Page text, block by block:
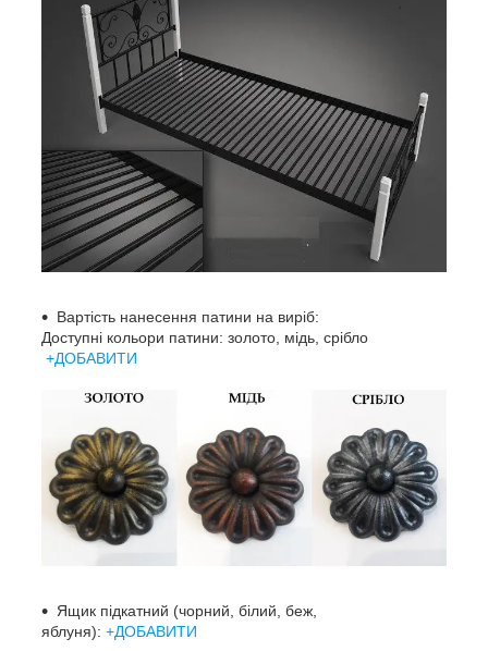
Вартість нанесення патини на виріб:
Доступні кольори патини: золото, мідь, срібло
+ДОБАВИТИ
Ящик підкатний (чорний, білий, беж,
яблуня): +ДОБАВИТИ